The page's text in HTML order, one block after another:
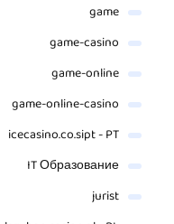
game
game-casino
game-online
game-online-casino
icecasino.co.sipt - PT
IT Образование
jurist